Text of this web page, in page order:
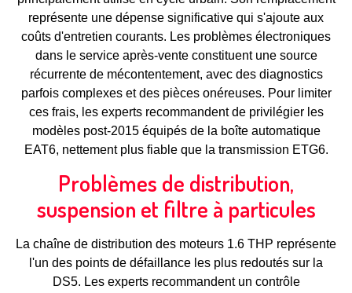
représente une dépense significative qui s'ajoute aux
coûts d'entretien courants. Les problèmes électroniques
dans le service après-vente constituent une source
récurrente de mécontentement, avec des diagnostics
parfois complexes et des pièces onéreuses. Pour limiter
ces frais, les experts recommandent de privilégier les
modèles post-2015 équipés de la boîte automatique
EAT6, nettement plus fiable que la transmission ETG6.
Problèmes de distribution,
suspension et filtre à particules
La chaîne de distribution des moteurs 1.6 THP représente
l'un des points de défaillance les plus redoutés sur la
DS5. Les experts recommandent un contrôle